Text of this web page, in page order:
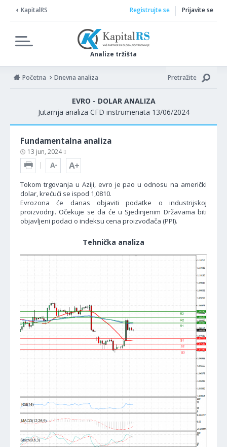
KapitalRS
Analize tržišta
Registrujte se Prijavite se
Početna Dnevna analiza Pretražite
EVRO - DOLAR ANALIZA
Jutarnja analiza CFD instrumenata 13/06/2024
Fundamentalna analiza
13 jun, 2024
Tokom trgovanja u Aziji, evro je pao u odnosu na američki
dolar, krećući se ispod 1,0810.
Evrozona će danas objaviti podatke o industrijskoj
proizvodnji. Očekuje se da će u Sjedinjenim Državama biti
objavljeni podaci o indeksu cena proizvođača (PPI).
Tehnička analiza